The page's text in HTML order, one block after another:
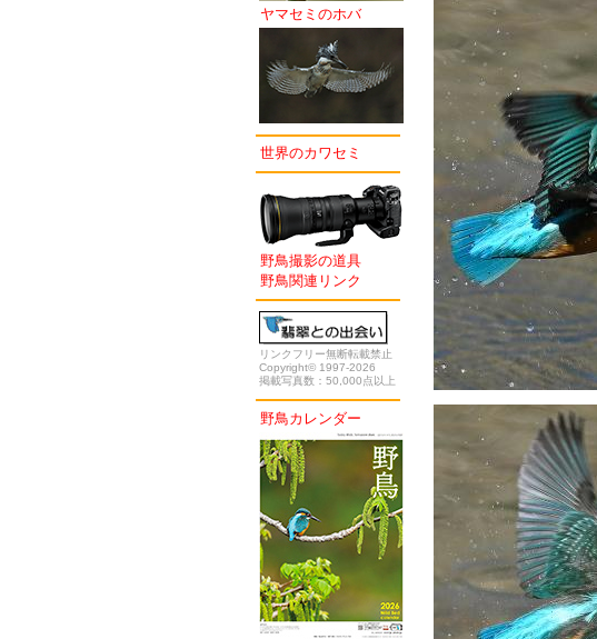
ヤマセミのホバ
世界のカワセミ
野鳥撮影の道具
野鳥関連リンク
リンクフリー無断転載禁止
Copyright© 1997-2026
掲載写真数：50,000点以上
野鳥カレンダー